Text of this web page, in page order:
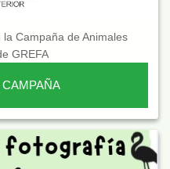
Campaña de Animales
GREFA